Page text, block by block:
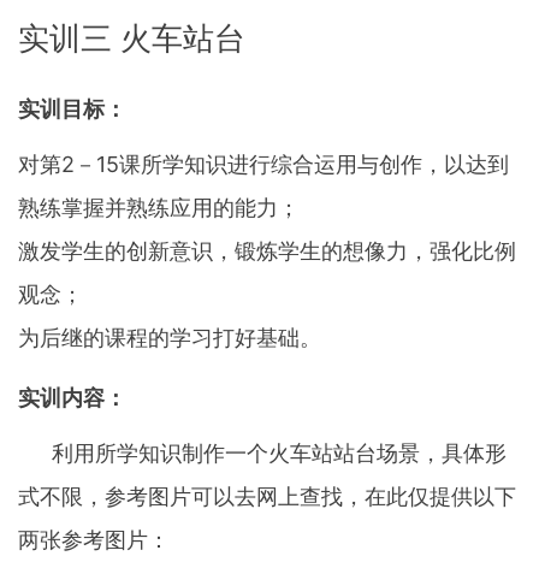
实训三 火车站台
实训目标：
对第2－15课所学知识进行综合运用与创作，以达到
熟练掌握并熟练应用的能力；
激发学生的创新意识，锻炼学生的想像力，强化比例
观念；
为后继的课程的学习打好基础。
实训内容：
利用所学知识制作一个火车站站台场景，具体形
式不限，参考图片可以去网上查找，在此仅提供以下
两张参考图片：